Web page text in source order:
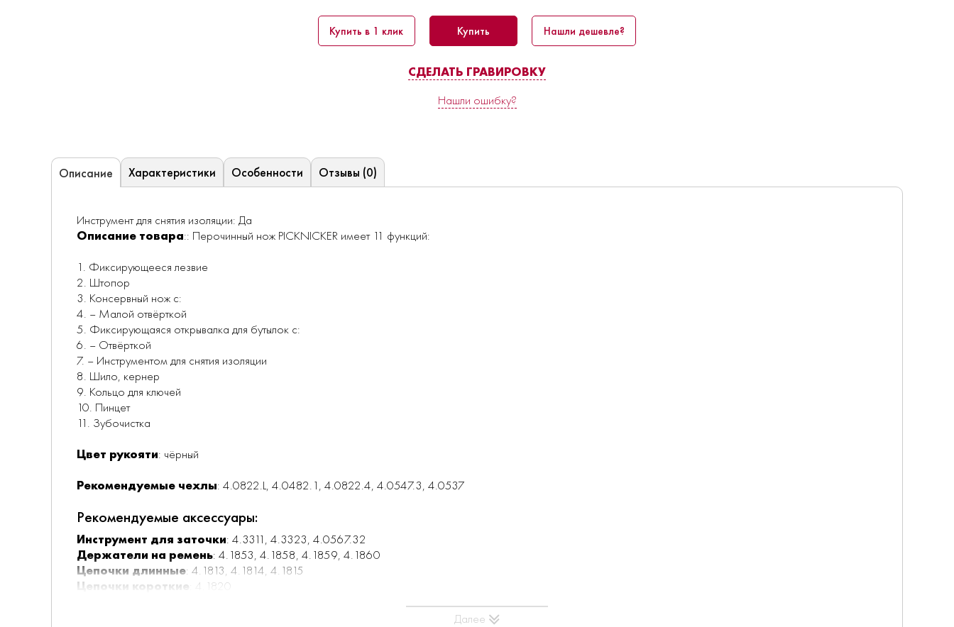
Купить в 1 клик Купить Нашли дешевле?
СДЕЛАТЬ ГРАВИРОВКУ
Нашли ошибку?
Описание Характеристики Особенности Отзывы (0)
Инструмент для снятия изоляции: Да
Описание товара:: Перочинный нож PICKNICKER имеет 11 функций:
1. Фиксирующееся лезвие
2. Штопор
3. Консервный нож с:
4. – Малой отвёрткой
5. Фиксирующаяся открывалка для бутылок с:
6. – Отвёрткой
7. – Инструментом для снятия изоляции
8. Шило, кернер
9. Кольцо для ключей
10. Пинцет
11. Зубочистка
Цвет рукояти: чёрный
Рекомендуемые чехлы: 4.0822.L, 4.0482.1, 4.0822.4, 4.0547.3, 4.0537
Рекомендуемые аксессуары:
Инструмент для заточки: 4.3311, 4.3323, 4.0567.32
Держатели на ремень: 4.1853, 4.1858, 4.1859, 4.1860
Цепочки длинные: 4.1813, 4.1814, 4.1815
Цепочки короткие : 4.1820
Далее